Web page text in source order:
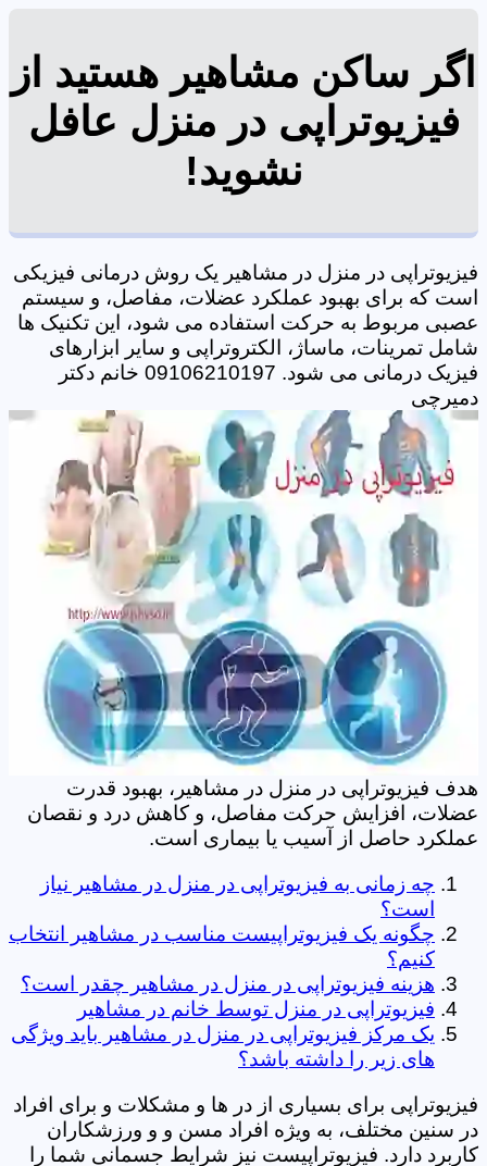
اگر ساکن مشاهیر هستید از
فیزیوتراپی در منزل عافل
نشوید!
فیزیوتراپی در منزل در مشاهیر یک روش درمانی فیزیکی
است که برای بهبود عملکرد عضلات، مفاصل، و سیستم
عصبی مربوط به حرکت استفاده می شود، این تکنیک ها
شامل تمرینات، ماساژ، الکتروتراپی و سایر ابزارهای
فیزیک درمانی می شود. 09106210197 خانم دکتر
دمیرچی
هدف فیزیوتراپی در منزل در مشاهیر، بهبود قدرت
عضلات، افزایش حرکت مفاصل، و کاهش درد و نقصان
عملکرد حاصل از آسیب یا بیماری است.
چه زمانی به فیزیوتراپی در منزل در مشاهیر نیاز
است؟
چگونه یک فیزیوتراپیست مناسب در مشاهیر انتخاب
کنیم؟
هزینه فیزیوتراپی در منزل در مشاهیر چقدر است؟
فیزیوتراپی در منزل توسط خانم در مشاهیر
یک مرکز فیزیوتراپی در منزل در مشاهیر باید ویژگی
های زیر را داشته باشد؟
فیزیوتراپی برای بسیاری از در ها و مشکلات و برای افراد
در سنین مختلف، به ویژه افراد مسن و و ورزشکاران
کاربرد دارد. فیزیوتراپیست نیز شرایط جسمانی شما را